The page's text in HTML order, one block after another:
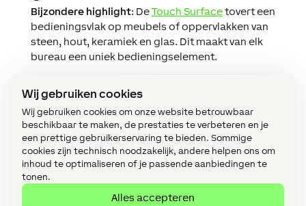
Wij gebruiken cookies
Wij gebruiken cookies om onze website betrouwbaar
beschikbaar te maken, de prestaties te verbeteren en je
een prettige gebruikerservaring te bieden. Sommige
cookies zijn technisch noodzakelijk, andere helpen ons om
inhoud te optimaliseren of je passende aanbiedingen te
tonen.
Alles accepteren
Bijzondere highlight: DeTouch Surfacetovert een
bedieningsvlak op meubels of oppervlakken van
steen, hout, keramiek en glas. Dit maakt van elk
bureau een uniek bedieningselement.